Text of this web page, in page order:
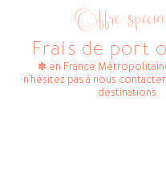
Offre
Frais de port
✽ en France
n'hésitez pas à nous
destinations.